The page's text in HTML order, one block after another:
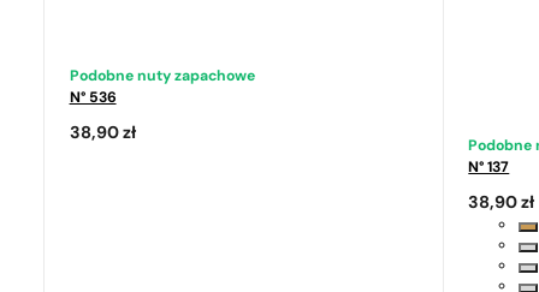
Podobne nuty zapachowe
N° 536
38,90 zł
Podobne
N° 137
38,90zł